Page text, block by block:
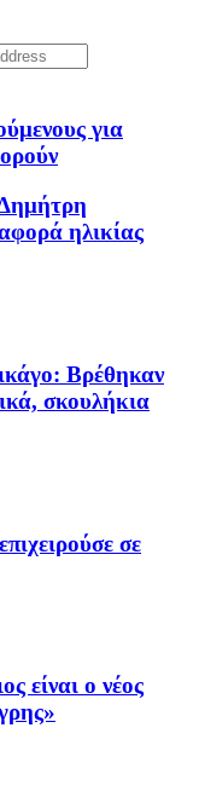
για
ηλικίας
Βρέθηκαν
σκουλήκια
σε
είναι ο νέος